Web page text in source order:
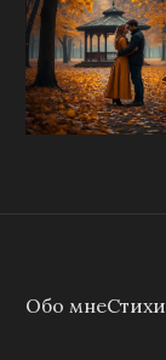
Обо мнеСтихи